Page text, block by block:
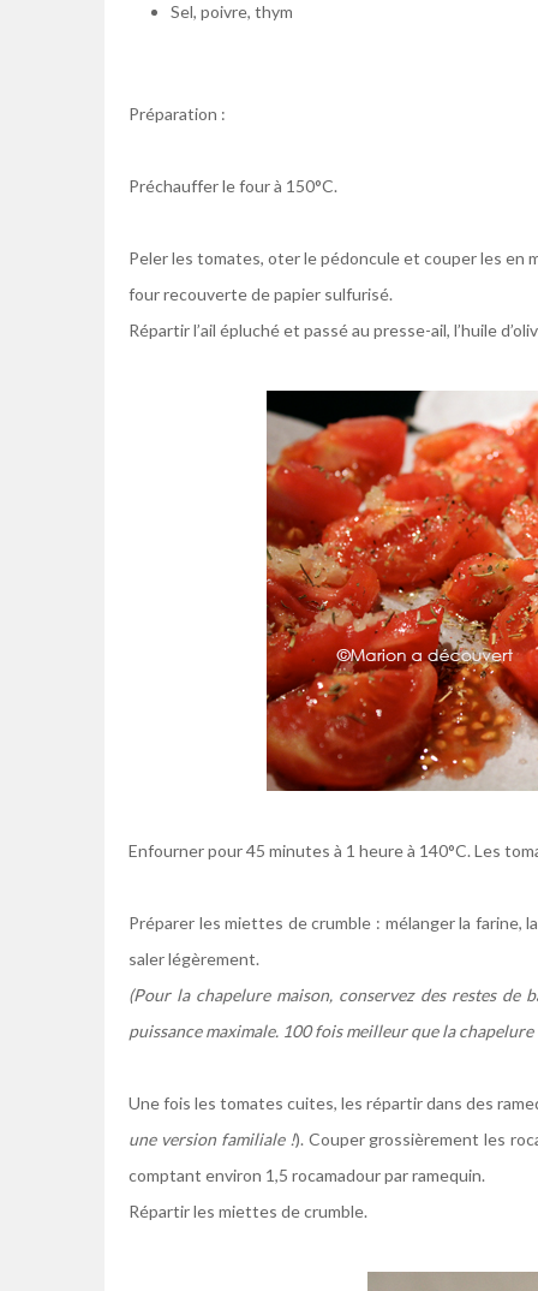
Sel, poivre, thym
Préparation :
Préchauffer le four à 150°C.
Peler les tomates, oter le pédoncule et couper les en
four recouverte de papier sulfurisé.
Répartir l’ail épluché et passé au presse-ail, l’huile
Enfourner pour 45 minutes à 1 heure à 140°C. Les
Préparer les miettes de crumble : mélanger la farine,
saler légèrement.
(Pour la chapelure maison, conservez des restes de
puissance maximale. 100 fois meilleur que la
Une fois les tomates cuites, les répartir dans des
une version familiale !). Couper grossièrement les
comptant environ 1,5 rocamadour par ramequin.
Répartir les miettes de crumble.